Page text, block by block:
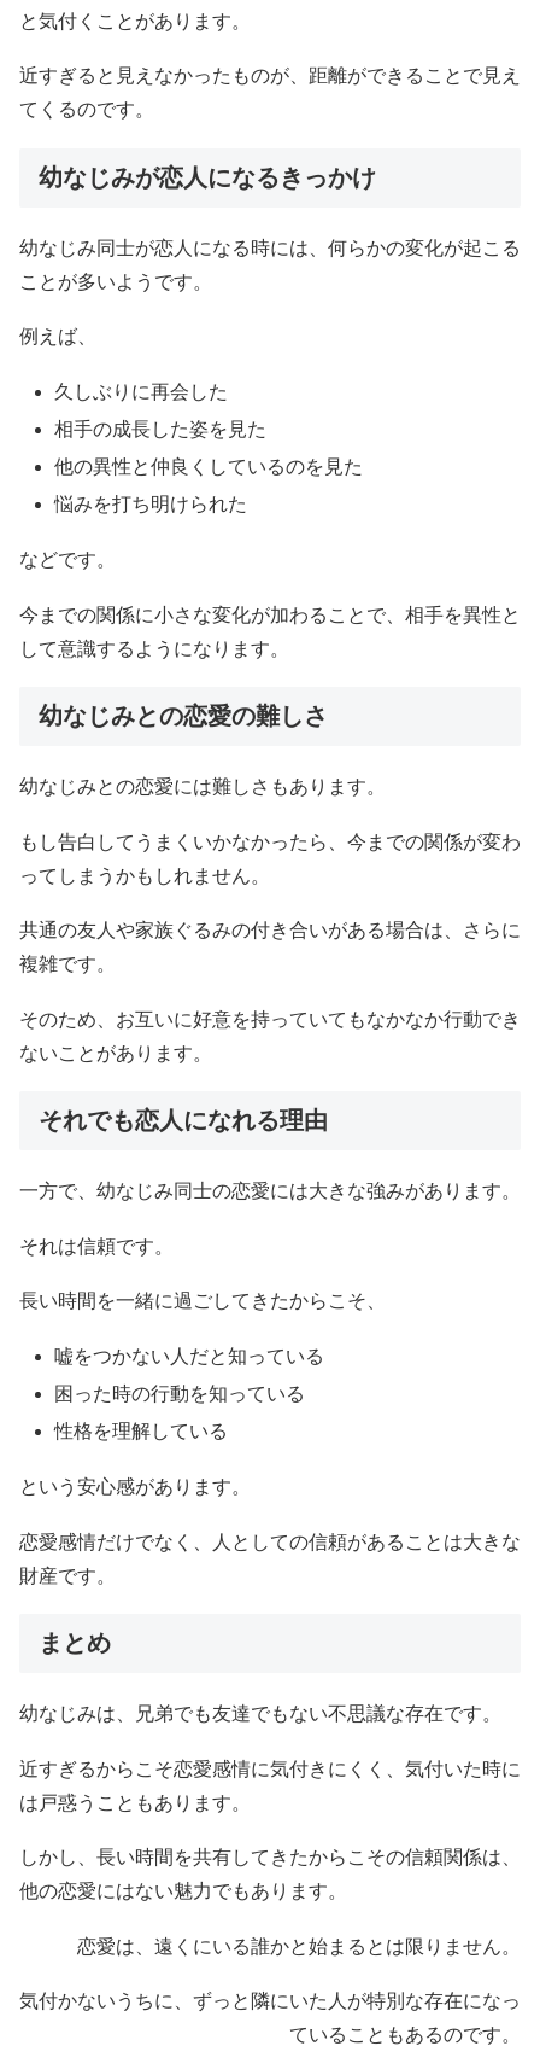
と気付くことがあります。
近すぎると見えなかったものが、距離ができることで見え
てくるのです。
幼なじみが恋人になるきっかけ
幼なじみ同士が恋人になる時には、何らかの変化が起こる
ことが多いようです。
例えば、
久しぶりに再会した
相手の成長した姿を見た
他の異性と仲良くしているのを見た
悩みを打ち明けられた
などです。
今までの関係に小さな変化が加わることで、相手を異性と
して意識するようになります。
幼なじみとの恋愛の難しさ
幼なじみとの恋愛には難しさもあります。
もし告白してうまくいかなかったら、今までの関係が変わ
ってしまうかもしれません。
共通の友人や家族ぐるみの付き合いがある場合は、さらに
複雑です。
そのため、お互いに好意を持っていてもなかなか行動でき
ないことがあります。
それでも恋人になれる理由
一方で、幼なじみ同士の恋愛には大きな強みがあります。
それは信頼です。
長い時間を一緒に過ごしてきたからこそ、
嘘をつかない人だと知っている
困った時の行動を知っている
性格を理解している
という安心感があります。
恋愛感情だけでなく、人としての信頼があることは大きな
財産です。
まとめ
幼なじみは、兄弟でも友達でもない不思議な存在です。
近すぎるからこそ恋愛感情に気付きにくく、気付いた時に
は戸惑うこともあります。
しかし、長い時間を共有してきたからこその信頼関係は、
他の恋愛にはない魅力でもあります。
恋愛は、遠くにいる誰かと始まるとは限りません。
気付かないうちに、ずっと隣にいた人が特別な存在になっ
ていることもあるのです。